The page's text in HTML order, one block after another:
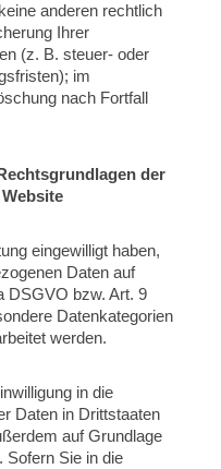
anderen rechtlich
Ihrer
(z. B. steuer- oder
im
nach Fortfall
der
Website
eingewilligt haben,
Daten auf
DSGVO bzw. Art. 9
Datenkategorien
werden.
in die
Daten in Drittstaaten
auf Grundlage
Sofern Sie in die